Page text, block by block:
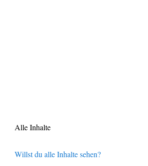
Alle Inhalte
Willst du alle Inhalte sehen?